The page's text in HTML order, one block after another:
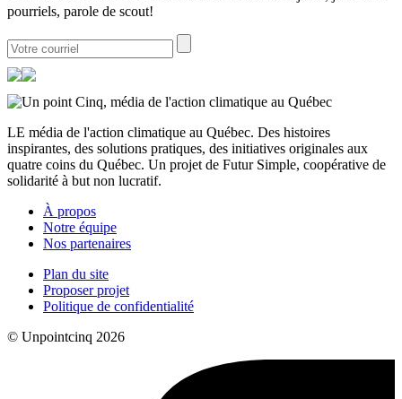
pourriels, parole de scout!
LE média de l'action climatique au Québec. Des histoires
inspirantes, des solutions pratiques, des initiatives originales aux
quatre coins du Québec. Un projet de Futur Simple, coopérative de
solidarité à but non lucratif.
À propos
Notre équipe
Nos partenaires
Plan du site
Proposer projet
Politique de confidentialité
© Unpointcinq 2026